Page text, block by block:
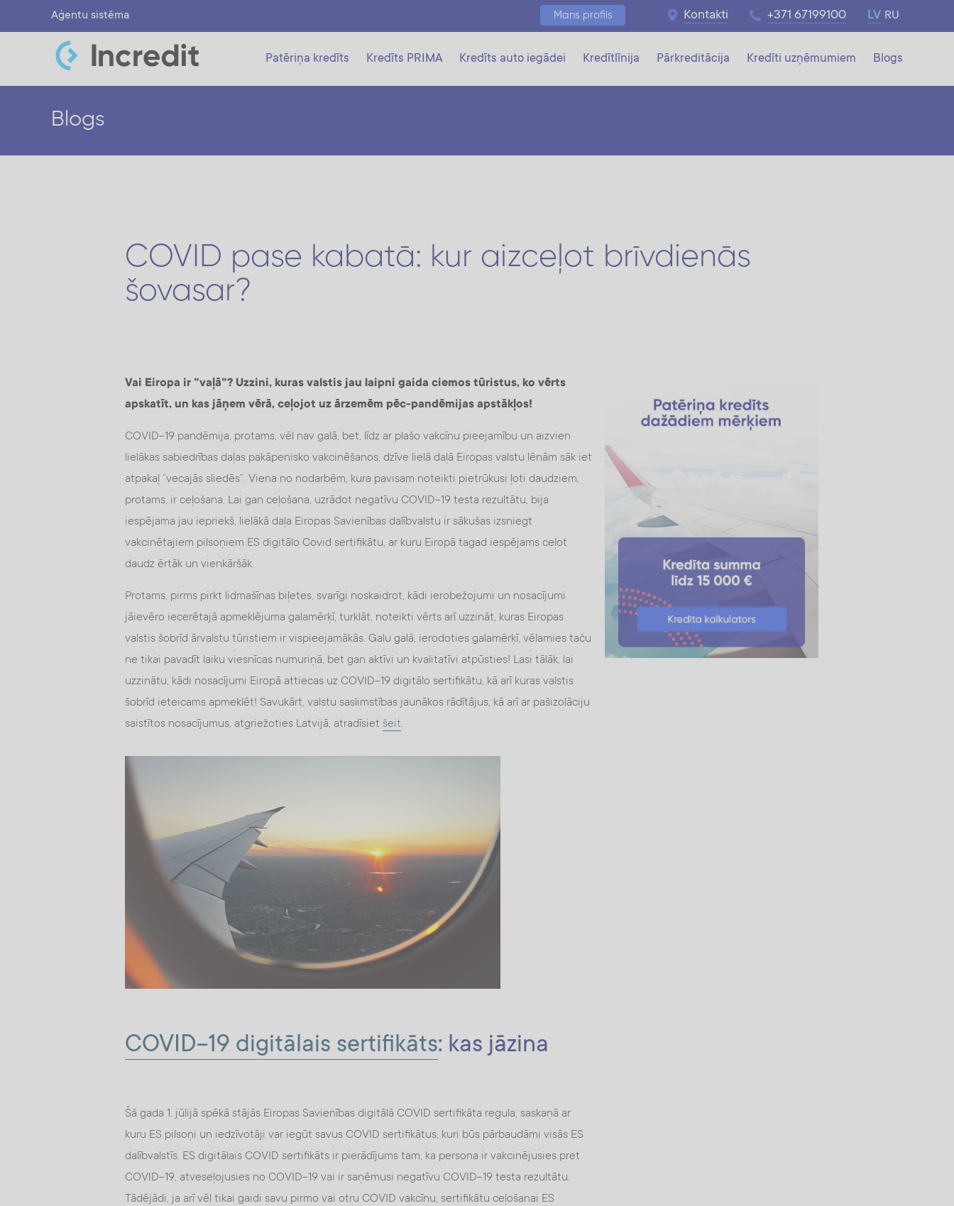
Aģentu sistēma Mans profils Kontakti +371 67199100 RU
LV
Patēriņa kredīts Kredīts PRIMA Kredīts auto iegādei Kredītlīnija Pārkreditācija Kredīti uzņēmumiem Blogs
Blogs
COVID pase kabatā: kur aizceļot brīvdienās
šovasar?
Vai Eiropa ir "vaļā"? Uzzini, kuras valstis jau laipni gaida ciemos tūristus, ko vērts
apskatīt, un kas jāņem vērā, ceļojot uz ārzemēm pēc-pandēmijas apstākļos!
COVID-19 pandēmija, protams, vēl nav galā, bet, līdz ar plašo vakcīnu pieejamību un aizvien
lielākas sabiedrības daļas pakāpenisko vakcinēšanos, dzīve lielā daļā Eiropas valstu lēnām sāk iet
atpakaļ “vecajās sliedēs”. Viena no nodarbēm, kura pavisam noteikti pietrūkusi ļoti daudziem,
protams, ir ceļošana. Lai gan ceļošana, uzrādot negatīvu COVID-19 testa rezultātu, bija
iespējama jau iepriekš, lielākā daļa Eiropas Savienības dalībvalstu ir sākušas izsniegt
vakcinētajiem pilsoņiem ES digitālo Covid sertifikātu, ar kuru Eiropā tagad iespējams ceļot
daudz ērtāk un vienkāršāk.
Protams, pirms pirkt lidmašīnas biļetes, svarīgi noskaidrot, kādi ierobežojumi un nosacījumi
jāievēro iecerētajā apmeklējuma galamērķī, turklāt, noteikti vērts arī uzzināt, kuras Eiropas
valstis šobrīd ārvalstu tūristiem ir vispieejamākās. Galu galā, ierodoties galamērķī, vēlamies taču
ne tikai pavadīt laiku viesnīcas numuriņā, bet gan aktīvi un kvalitatīvi atpūsties! Lasi tālāk, lai
uzzinātu, kādi nosacījumi Eiropā attiecas uz COVID-19 digitālo sertifikātu, kā arī kuras valstis
šobrīd ieteicams apmeklēt! Savukārt, valstu saslimstības jaunākos rādītājus, kā arī ar pašizolāciju
saistītos nosacījumus, atgriežoties Latvijā, atradīsiet šeit.
COVID-19 digitālais sertifikāts: kas jāzina
Šā gada 1. jūlijā spēkā stājās Eiropas Savienības digitālā COVID sertifikāta regula, saskaņā ar
kuru ES pilsoņi un iedzīvotāji var iegūt savus COVID sertifikātus, kuri būs pārbaudāmi visās ES
dalībvalstīs. ES digitālais COVID sertifikāts ir pierādījums tam, ka persona ir vakcinējusies pret
COVID-19, atveseļojusies no COVID-19 vai ir saņēmusi negatīvu COVID-19 testa rezultātu.
Tādējādi, ja arī vēl tikai gaidi savu pirmo vai otru COVID vakcīnu, sertifikātu ceļošanai ES